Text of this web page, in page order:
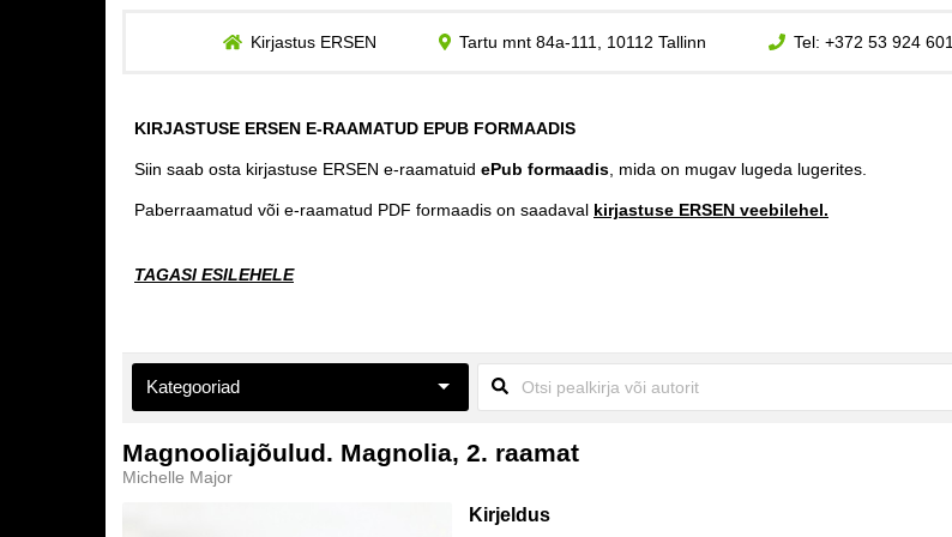
Kirjastus ERSEN Tartu mnt 84a-111, 10112 Tallinn Tel: +372 53 924 601
KIRJASTUSE ERSEN E-RAAMATUD EPUB FORMAADIS
Siin saab osta kirjastuse ERSEN e-raamatuid ePub formaadis , mida on mugav lugeda lugerites.
Paberraamatud või e-raamatud PDF formaadis on saadaval kirjastuse ERSEN veebilehel.
TAGASI ESILEHELE
Kategooriad
Eneseabi ja vaimsus
Magnooliajõulud. Magnolia, 2. raamat
Michelle Major
Kirjeldus